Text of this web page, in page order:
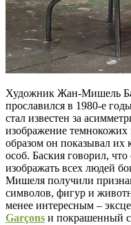
Художник Жан-Мишель
прославился в 1980-е
стал известен за
изображение
образом он показывал их
особ. Баския говорил,
изображать всех людей
Мишеля получили
символов, фигур и
менее интересным –
Garçons и покрашенный